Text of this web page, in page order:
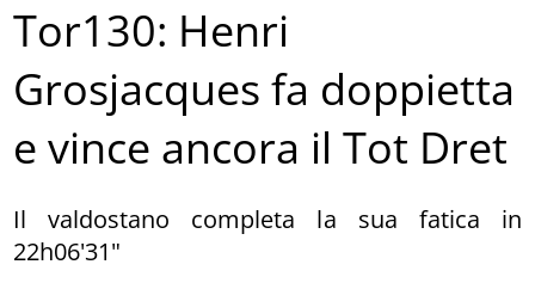
Tor130: Henri
Grosjacques fa doppietta
e vince ancora il Tot Dret
Il valdostano completa la sua fatica in
22h06'31"